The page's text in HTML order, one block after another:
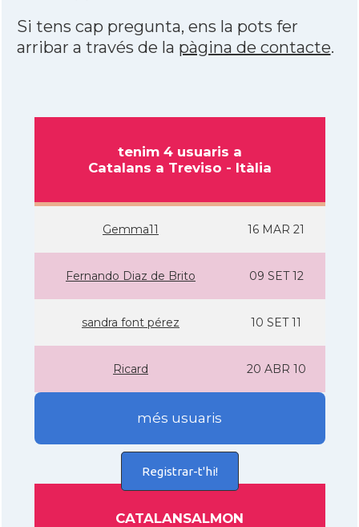
Si tens cap pregunta, ens la pots fer
arribar a través de la pàgina de contacte.
tenim 4 usuaris a
Catalans a Treviso - Itàlia
Gemma11 16 MAR 21
Fernando Diaz de Brito 09 SET 12
sandra font pérez 10 SET 11
Ricard 20 ABR 10
més usuaris
Registrar-t'hi!
CATALANSALMON